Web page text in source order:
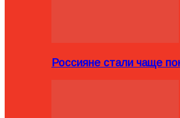
Россияне стали чаще